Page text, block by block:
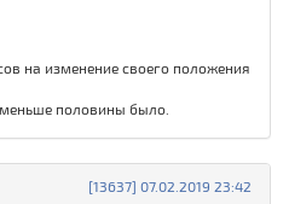
на изменение своего положения
половины было.
[13637] 07.02.2019 23:42